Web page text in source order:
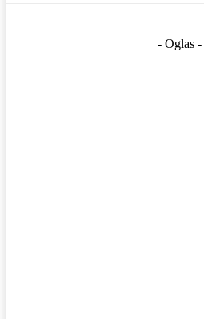
- Oglas -